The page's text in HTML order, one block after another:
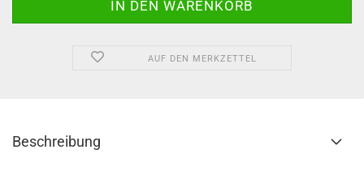
AUF DEN MERKZETTEL
Beschreibung